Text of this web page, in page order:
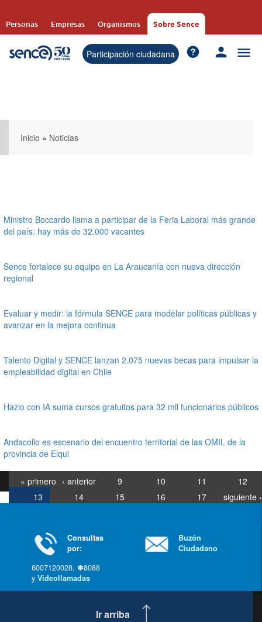
contenido
Personas Empresas Organismos Sobre Sence
Participación ciudadana
Inicio » Noticias
Ministro Boccardo llama a participar de la Feria Laboral más grande
del país: hay más de 32.000 vacantes
Sence fortalece su equipo en La Araucanía con nueva dirección
regional
Evaluar y medir: la fórmula SENCE para modelar políticas públicas y
avanzar en la mejora continua
Talento Digital y SENCE lanzan 2.075 nuevas becas para impulsar la
empleabilidad digital en Chile
Hazlo con IA suma cursos gratuitos para 32 mil funcionarios públicos
Andacollo es escenario del encuentro territorial de las OMIL de la
provincia de Elqui
« primero ‹ anterior 9 10 11
12
13
14 15 16 17
siguiente ›
Consultas
por:
6007120028, ✽8088
yVideollamadas
Buzón
Ciudadano
Ir arriba